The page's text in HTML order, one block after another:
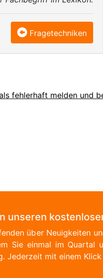
Fragetechniken
fehlerhaft melden und
unseren
über Neuigkeiten
Sie einmal im Quartal
Jederzeit mit einem